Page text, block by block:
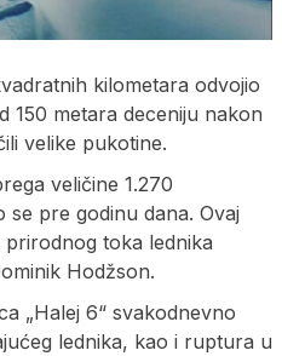
kilometara odvojio
150 metara deceniju nakon
velike pukotine.
veličine 1.270
se pre godinu dana. Ovaj
prirodnog toka lednika
Hodžson.
„Halej 6“ svakodnevno
lednika, kao i ruptura u